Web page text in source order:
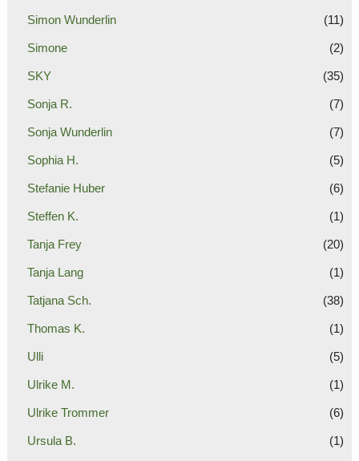
Simon Wunderlin (11)
Simone (2)
SKY (35)
Sonja R. (7)
Sonja Wunderlin (7)
Sophia H. (5)
Stefanie Huber (6)
Steffen K. (1)
Tanja Frey (20)
Tanja Lang (1)
Tatjana Sch. (38)
Thomas K. (1)
Ulli (5)
Ulrike M. (1)
Ulrike Trommer (6)
Ursula B. (1)